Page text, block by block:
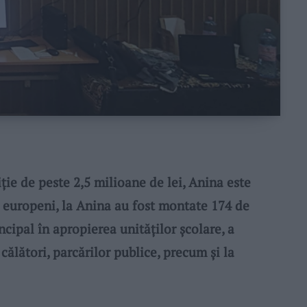
de peste 2,5 milioane de lei, Anina este
la Anina au fost montate 174 de
în apropierea unităţilor şcolare, a
parcărilor publice, precum şi la